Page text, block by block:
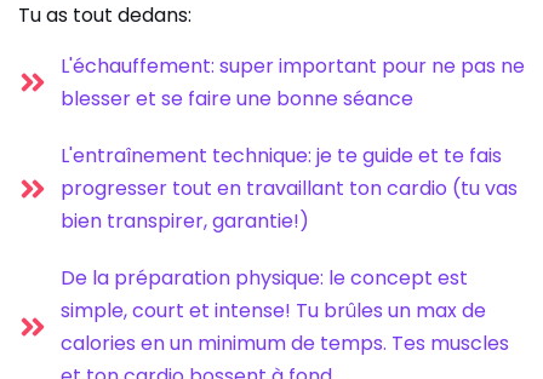
Tu as tout dedans:
L'échauffement: super important pour ne pas ne
blesser et se faire une bonne séance
L'entraînement technique: je te guide et te fais
progresser tout en travaillant ton cardio (tu vas
bien transpirer, garantie!)
De la préparation physique: le concept est
simple, court et intense! Tu brûles un max de
calories en un minimum de temps. Tes muscles